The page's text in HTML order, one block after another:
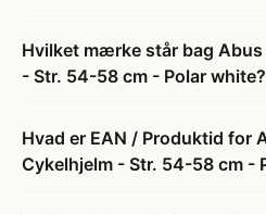
Hvilket mærke står bag
- Str. 54-58 cm - Polar white?
Hvad er EAN / Produktid for
Cykelhjelm - Str. 54-58 cm -